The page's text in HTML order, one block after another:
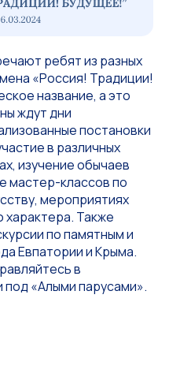
ребят из разных
«Россия! Традиции!
название, а это
ждут дни
постановки
в различных
изучение обычаев
мастер-классов по
мероприятиях
характера. Также
по памятным и
Евпатории и Крыма.
в
«Алыми парусами».